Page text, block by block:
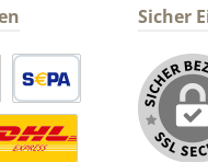
SEPA Lastschrift
Sicher